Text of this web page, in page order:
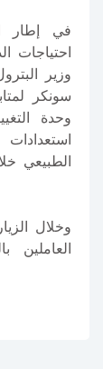
في إطار
احتياجات
وزير
سونكر
وحدة
استعدادات
الطبيعي
وخلال
العاملين